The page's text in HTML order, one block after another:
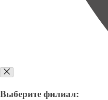
Выберите филиал: